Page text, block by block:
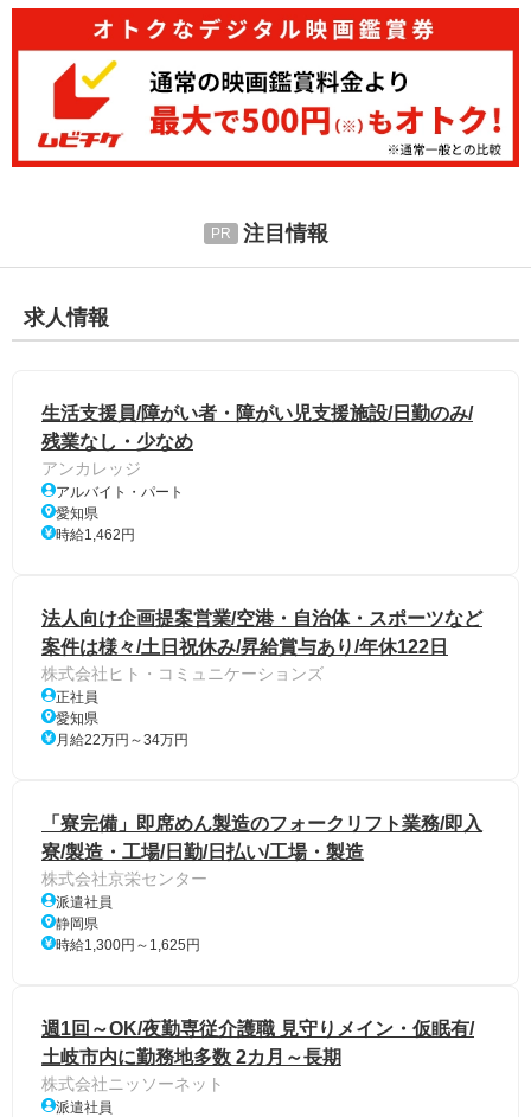
注目情報
求人情報
生活支援員/障がい者・障がい児支援施設/日勤のみ/
残業なし・少なめ
アンカレッジ
アルバイト・パート
愛知県
時給1,462円
法人向け企画提案営業/空港・自治体・スポーツなど
案件は様々/土日祝休み/昇給賞与あり/年休122日
株式会社ヒト・コミュニケーションズ
正社員
愛知県
月給22万円～34万円
「寮完備」即席めん製造のフォークリフト業務/即入
寮/製造・工場/日勤/日払い/工場・製造
株式会社京栄センター
派遣社員
静岡県
時給1,300円～1,625円
週1回～OK/夜勤専従介護職 見守りメイン・仮眠有/
土岐市内に勤務地多数 2カ月～長期
株式会社ニッソーネット
派遣社員